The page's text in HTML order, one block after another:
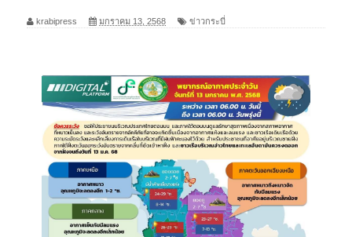
krabipress มกราคม 13, 2568 ข่าวกระบี่